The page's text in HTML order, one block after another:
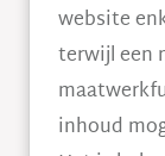
website
terwijl een
inhoud